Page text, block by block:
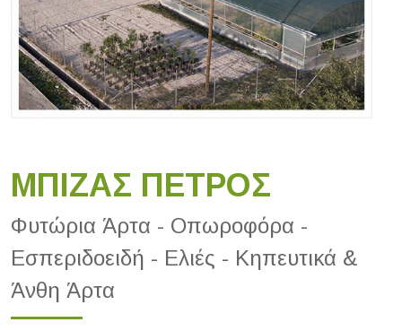
ΜΠΙΖΑΣ ΠΕΤΡΟΣ
Φυτώρια Άρτα - Οπωροφόρα -
Εσπεριδοειδή - Ελιές - Κηπευτικά &
Άνθη Άρτα